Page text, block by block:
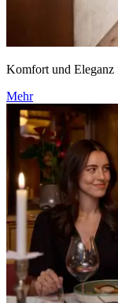
Komfort und
Mehr